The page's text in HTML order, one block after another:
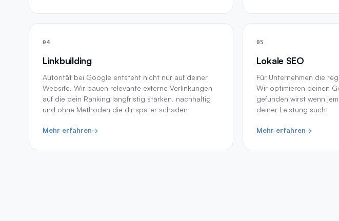
04
Linkbuilding
Autorität bei Google entsteht nicht nur auf deiner
Website. Wir bauen relevante externe Verlinkungen
auf die dein Ranking langfristig stärken, nachhaltig
und ohne Methoden die dir später schaden
Mehr erfahren→
05
Lokale SEO
Für Unternehmen die
Wir optimieren deinen
gefunden wirst wenn
deiner Leistung sucht
Mehr erfahren→